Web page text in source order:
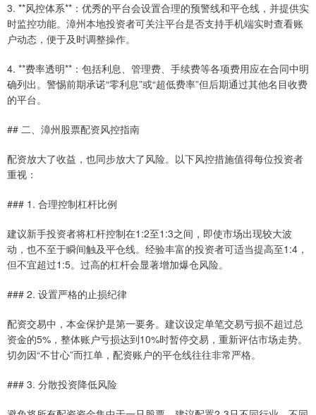
3. **风控体系**：优秀的平台会设置合理的预警线和平仓线，并提供实
时监控功能。漳州本地投资者可关注平台是否支持手机端实时查看账
户动态，便于及时调整操作。
4. **费率透明**：包括利息、管理费、手续费等各项费用应在合同中明
确列出。警惕前期承诺“零利息”或“超低费率”但后期通过其他名目收费
的平台。
## 二、漳州股票配资风控指南
配资放大了收益，也同步放大了风险。以下风控措施值得每位投资者
重视：
### 1. 合理控制杠杆比例
建议新手投资者将杠杆控制在1:2至1:3之间，即使市场出现较大波
动，也不至于瞬间触及平仓线。经验丰富的投资者可适当提高至1:4，
但不宜超过1:5。过高的杠杆会显著增加爆仓风险。
### 2. 设置严格的止损纪律
配资交易中，本金保护是第一要务。建议设定单笔交易亏损不超过总
资金的5%，整体账户亏损达到10%时暂停交易，重新评估市场走势。
切勿因“不甘心”而扛单，配资账户的平仓线往往非常严格。
### 3. 分散投资降低风险